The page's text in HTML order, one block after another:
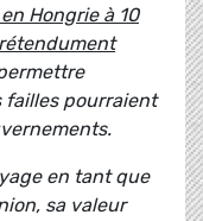
Hongrie à 10
failles pourraient
en tant que
sa valeur